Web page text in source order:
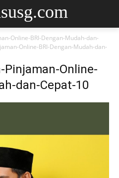
Online-BRI-Dengan-Mudah-dan-
Online-BRI-Dengan-Mudah-dan-
Online-
dan-Cepat-10